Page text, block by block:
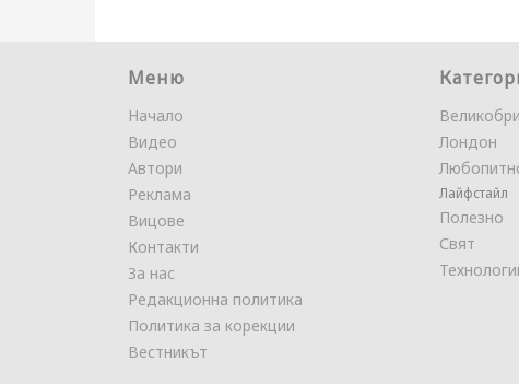
Меню
Начало
Видео
Автори
Реклама
Вицове
Контакти
За нас
Редакционна политика
Политика за корекции
Вестникът
Лондон
Лайфстайл
Полезно
Свят